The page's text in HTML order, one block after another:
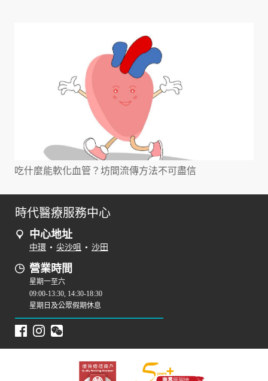
吃什麼能軟化血管？坊間流傳方法不可盡信
時代醫療服務中心
中心地址
中環 • 尖沙咀 • 沙田
營業時間
星期一至六
09:00-13:30, 14:30-18:30
星期日及公眾假期休息